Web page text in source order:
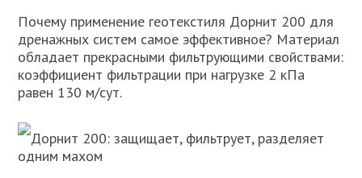
Почему применение геотекстиля Дорнит 200 для
дренажных систем самое эффективное? Материал
обладает прекрасными фильтрующими свойствами:
коэффициент фильтрации при нагрузке 2 кПа
равен 130 м/сут.
Дорнит 200: защищает, фильтрует, разделяет
одним махом